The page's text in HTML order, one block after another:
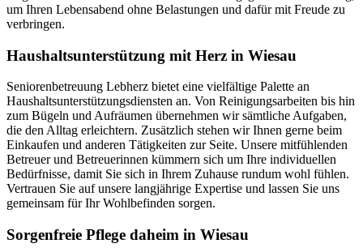
um Ihren Lebensabend ohne Belastungen und dafür mit Freude zu
verbringen.
Haushalts­unterstützung mit Herz in Wiesau
Seniorenbetreuung Lebherz bietet eine vielfältige Palette an
Haushaltsunterstützungsdiensten an. Von Reinigungsarbeiten bis hin
zum Bügeln und Aufräumen übernehmen wir sämtliche Aufgaben,
die den Alltag erleichtern. Zusätzlich stehen wir Ihnen gerne beim
Einkaufen und anderen Tätigkeiten zur Seite. Unsere mitfühlenden
Betreuer und Betreuerinnen kümmern sich um Ihre individuellen
Bedürfnisse, damit Sie sich in Ihrem Zuhause rundum wohl fühlen.
Vertrauen Sie auf unsere langjährige Expertise und lassen Sie uns
gemeinsam für Ihr Wohlbefinden sorgen.
Sorgenfreie Pflege daheim in Wiesau